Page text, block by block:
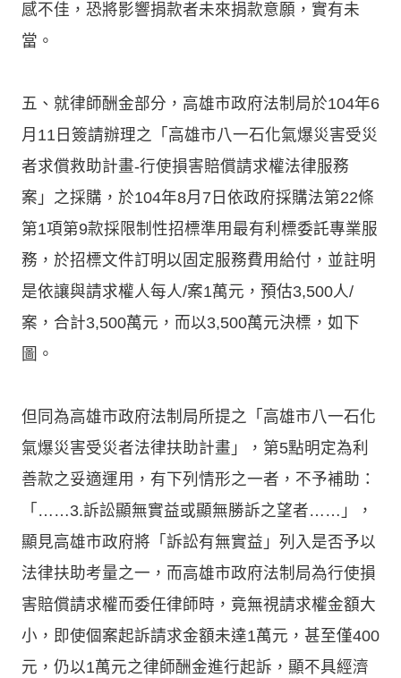
感不佳，恐將影響捐款者未來捐款意願，實有未
當。
五、就律師酬金部分，高雄市政府法制局於104年6
月11日簽請辦理之「高雄市八一石化氣爆災害受災
者求償救助計畫-行使損害賠償請求權法律服務
案」之採購，於104年8月7日依政府採購法第22條
第1項第9款採限制性招標準用最有利標委託專業服
務，於招標文件訂明以固定服務費用給付，並註明
是依讓與請求權人每人/案1萬元，預估3,500人/
案，合計3,500萬元，而以3,500萬元決標，如下
圖。
但同為高雄市政府法制局所提之「高雄市八一石化
氣爆災害受災者法律扶助計畫」，第5點明定為利
善款之妥適運用，有下列情形之一者，不予補助：
「……3.訴訟顯無實益或顯無勝訴之望者……」，
顯見高雄市政府將「訴訟有無實益」列入是否予以
法律扶助考量之一，而高雄市政府法制局為行使損
害賠償請求權而委任律師時，竟無視請求權金額大
小，即使個案起訴請求金額未達1萬元，甚至僅400
元，仍以1萬元之律師酬金進行起訴，顯不具經濟